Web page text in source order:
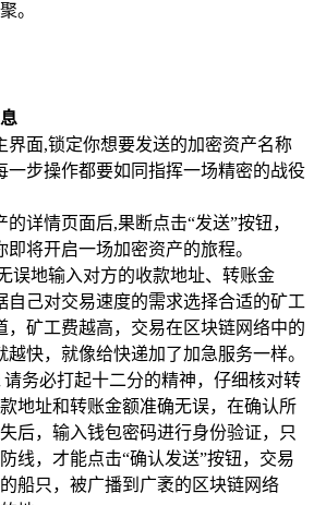
。
界面,锁定你想要发送的加密资产名称
一步操作都要如同指挥一场精密的战役
的详情页面后,果断点击“发送”按钮，
即将开启一场加密资产的旅程。
误地输入对方的收款地址、转账金
自己对交易速度的需求选择合适的矿工
，矿工费越高，交易在区块链网络中的
越快，就像给快递加了加急服务一样。
请务必打起十二分的精神，仔细核对转
地址和转账金额准确无误，在确认所
后，输入钱包密码进行身份验证，只
线，才能点击“确认发送”按钮，交易
船只，被广播到广袤的区块链网络